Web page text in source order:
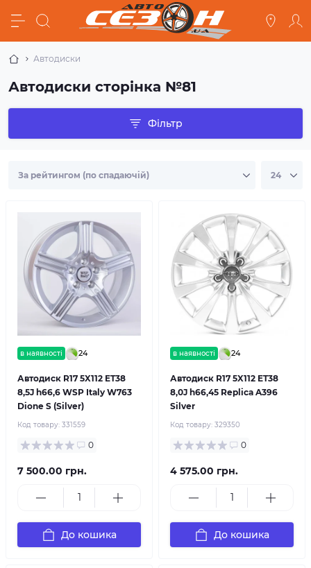
Автодиски
Автодиски сторінка №81
Фільтр
в наявності 24
Автодиск R17 5X112 ET38
8,5J h66,6 WSP Italy W763
Dione S (Silver)
Код товару: 331559
0
7 500.00 грн.
До кошика
в наявності 24
Автодиск R17 5X112 ET38
8,0J h66,45 Replica A396
Silver
Код товару: 329350
0
4 575.00 грн.
До кошика